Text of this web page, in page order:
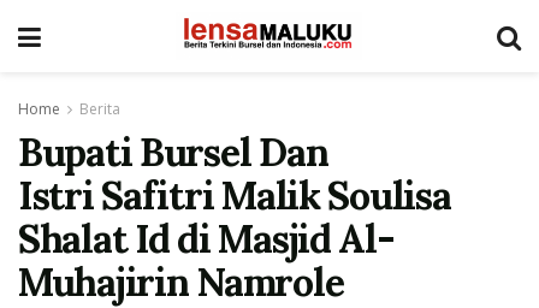
Home Berita
Bupati Bursel Dan
Istri Safitri Malik Soulisa
Shalat Id di Masjid Al-
Muhajirin Namrole